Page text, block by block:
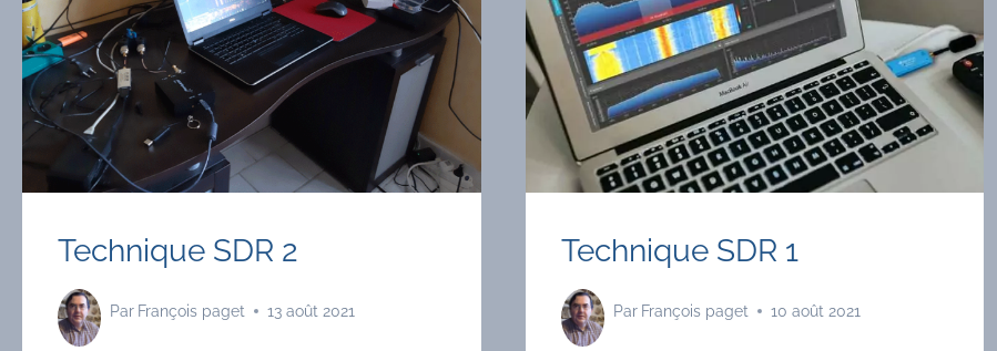
Technique SDR 2
Par François paget 13 août 2021
Technique SDR 1
Par François paget 10 août 2021